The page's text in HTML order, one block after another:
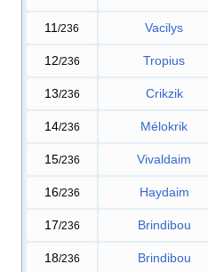
11 /236 Vacilys
12/236 Tropius
13/236 Crikzik
14/236 Mélokrik
15/236 Vivaldaim
16/236 Haydaim
17/236 Brindibou
18/236 Brindibou